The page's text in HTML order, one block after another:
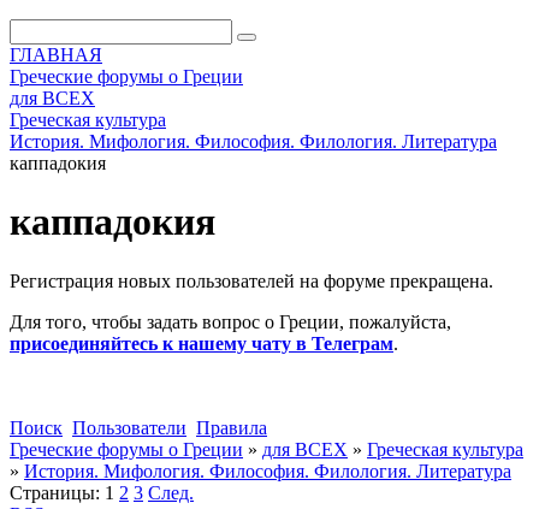
ГЛАВНАЯ
Греческие форумы о Греции
для ВСЕХ
Греческая культура
История. Мифология. Философия. Филология. Литература
каппадокия
каппадокия
Регистрация новых пользователей на форуме прекращена.
Для того, чтобы задать вопрос о Греции, пожалуйста,
присоединяйтесь к нашему чату в Телеграм.
Поиск Пользователи Правила
Греческие форумы о Греции » для ВСЕХ » Греческая культура
» История. Мифология. Философия. Филология. Литература
Страницы: 1 2 3 След.